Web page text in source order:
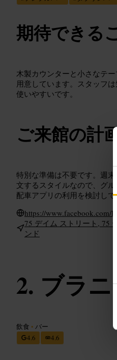
期待できる
木製カウンターと小さなテ
用意しています。スタッフ
使いやすいです。
ご来館の計
特別な準備は不要です。週
文するスタイルなので、グ
配車アプリの利用を検討し
https://www.facebook.com/
75 デイム ストリート, 75
ンド
ブラ
飲食 • バー
4.6
4.6